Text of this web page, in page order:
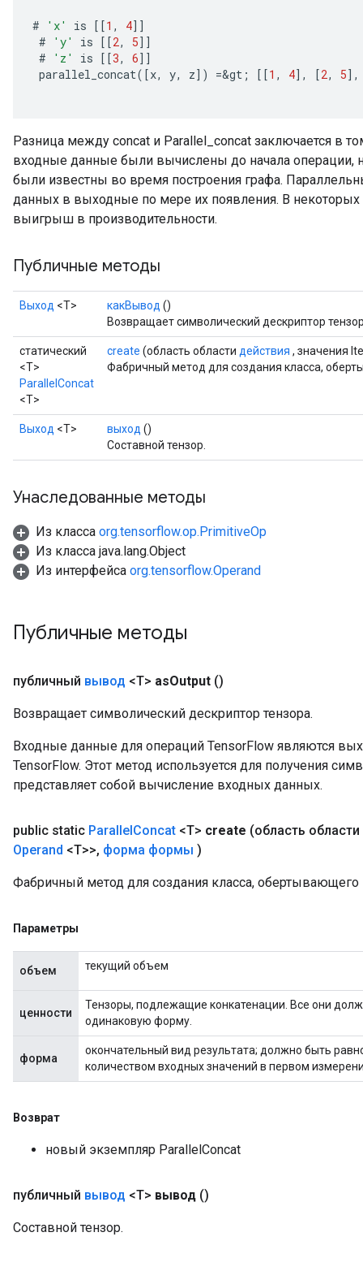
# 'x' is [[1 , 4]]
#
'y' is [[2, 5]]
#
'z' is [[3, 6]]
parallel_concat( [x, y, z] ) =&gt ; [[1 , 4] , [2, 5] ,
Разница между concat и Parallel_concat заключается в
входные данные были вычислены до начала операции,
были известны во время построения графа.
данных в выходные по мере их появления. В некоторых
выигрыш в производительности.
Публичные методы
Выход <Т> какВывод ()
Возвращает символический дескриптор
статический
<T>
ParallelConcat
<T>
create (область области действия , значения
Фабричный метод для создания класса,
Выход <Т> выход ()
Составной тензор.
Унаследованные методы
Из класса org.tensorflow.op.PrimitiveOp
Из класса java.lang.Object
Из интерфейса org.tensorflow.Operand
Публичные методы
публичный вывод <T> asOutput ()
Возвращает символический дескриптор тензора.
Входные данные для операций TensorFlow являются
TensorFlow. Этот метод используется для получения
представляет собой вычисление входных данных.
public static ParallelConcat <T> create (область области
Operand <T>>, форма формы )
Фабричный метод для создания класса,
Параметры
объем текущий объем
ценности
Тензоры, подлежащие конкатенации. Все они
одинаковую форму.
форма
окончательный вид результата; должно быть
количеством входных значений в первом
Возврат
новый экземпляр ParallelConcat
публичный вывод <T> вывод ()
Составной тензор.